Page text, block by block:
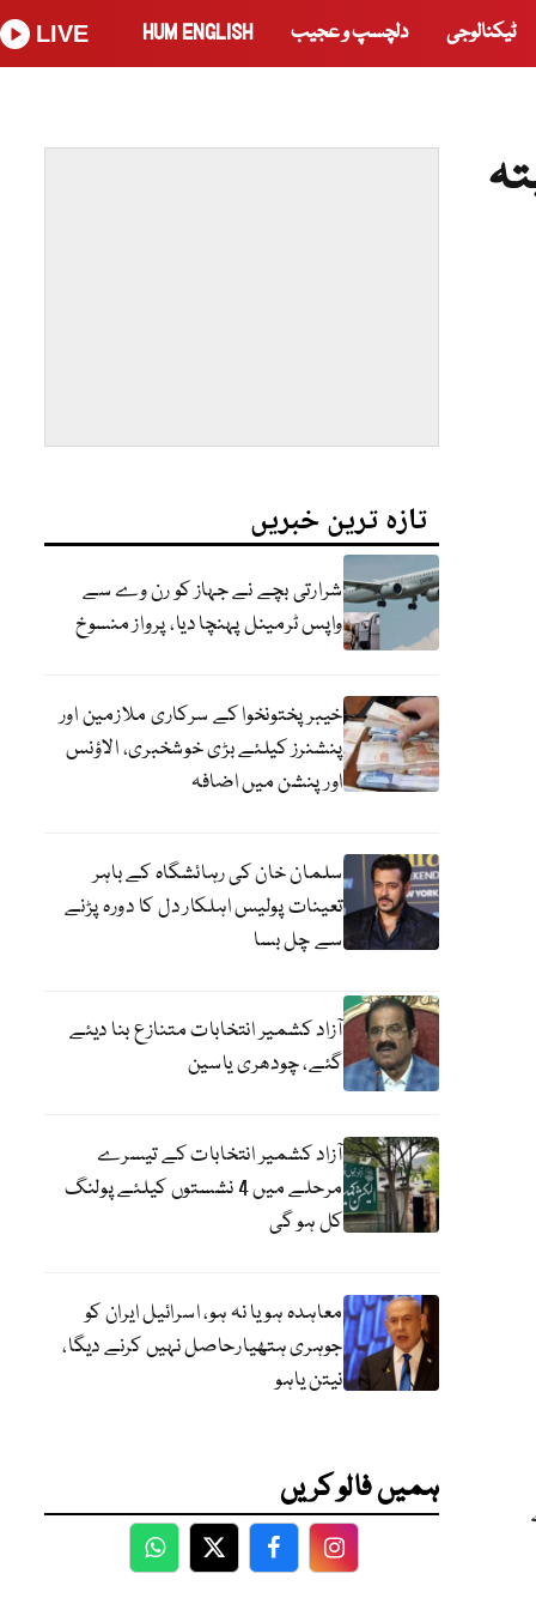
ٹیکنالوجی دلچسپ و عجیب HUM ENGLISH
LIVE
تازہ ترین خبریں
شرارتی بچے نے جہاز کو رن وے سے
واپس ٹرمینل پہنچا دیا، پرواز منسوخ
خیبرپختونخوا کے سرکاری ملازمین اور
پنشنرز کیلئے بڑی خوشخبری، الاؤنس
اور پنشن میں اضافہ
سلمان خان کی رہائشگاہ کے باہر
تعینات پولیس اہلکار دل کا دورہ پڑنے
سے چل بسا
آزاد کشمیر انتخابات متنازع بنا دیئے
گئے، چودھری یاسین
آزاد کشمیر انتخابات کے تیسرے
مرحلے میں 4 نشستوں کیلئے پولنگ
کل ہو گی
معاہدہ ہو یا نہ ہو، اسرائیل ایران کو
جوہری ہتھیارحاصل نہیں کرنے دیگا،
نیتن یاہو
ہمیں فالو کریں
WhatsApp
TwitterFacebookFacebook